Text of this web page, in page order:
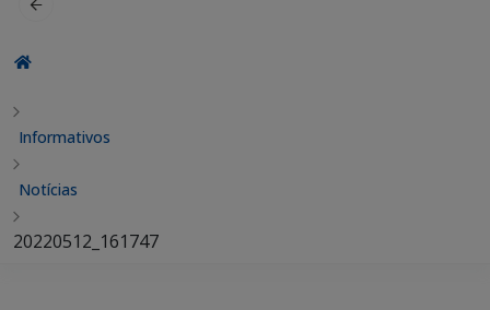
Informativos
Notícias
20220512_161747